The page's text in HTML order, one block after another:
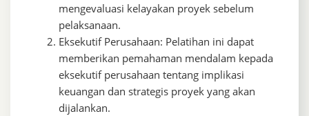
mengevaluasi kelayakan proyek sebelum
pelaksanaan.
Eksekutif Perusahaan: Pelatihan ini dapat
memberikan pemahaman mendalam kepada
eksekutif perusahaan tentang implikasi
keuangan dan strategis proyek yang akan
dijalankan.